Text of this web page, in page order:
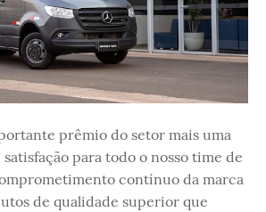
prêmio do setor mais uma
para todo o nosso time de
contínuo da marca
de qualidade superior que